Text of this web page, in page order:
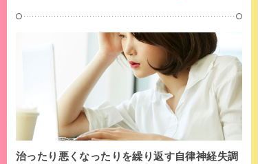
治ったり悪くなったりを繰り返す自律神経失調